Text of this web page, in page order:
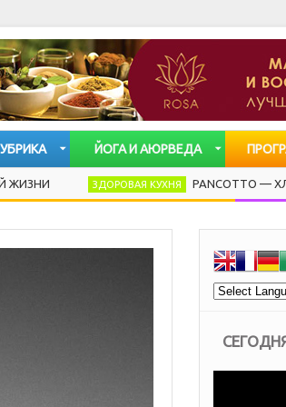
ЙОГА И АЮРВЕДА
ЗДОРОВАЯ КУХНЯ PANCOTTO — ХЛЕБНЫЙ